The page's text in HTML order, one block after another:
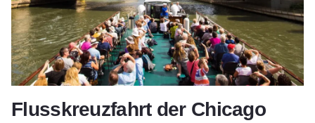
Flusskreuzfahrt der Chicago